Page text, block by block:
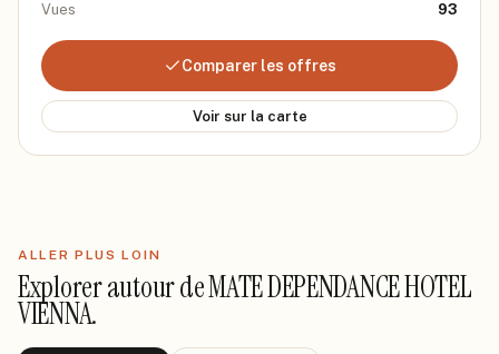
Vues
93
Comparer les offres
Voir sur la carte
ALLER PLUS LOIN
Explorer autour deMATE DEPENDANCE HOTEL
VIENNA.